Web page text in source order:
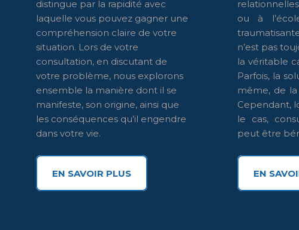
distingue par la rapidité avec
laquelle vous pouvez gagner une
compréhension claire de votre
situation. Lors de votre
consultation, en discutant de
votre problème, nous explorons
ensemble la manière dont il se
manifeste, son origine, ainsi que
les conséquences qu’il engendre
dans votre vie.
EN SAVOIR PLUS
ou à
n’est pas
la véritable
Parfois, la
même, de
Cependant,
le cas,
peut être
EN